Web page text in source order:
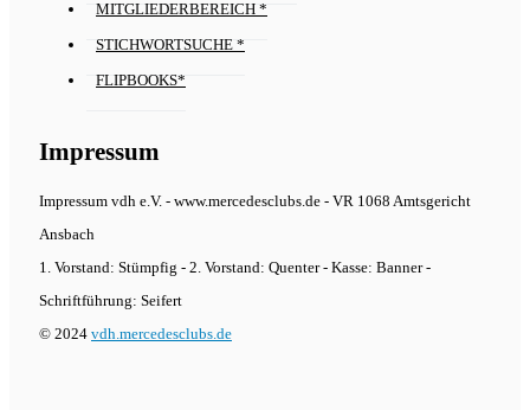
MITGLIEDERBEREICH *
STICHWORTSUCHE *
FLIPBOOKS*
Impressum
Impressum vdh e.V. - www.mercedesclubs.de - VR 1068 Amtsgericht
Ansbach
1. Vorstand: Stümpfig - 2. Vorstand: Quenter - Kasse: Banner -
Schriftführung: Seifert
© 2024 vdh.mercedesclubs.de